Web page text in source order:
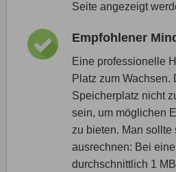
Seite angezeigt
Empfohlener
Eine professionelle
Platz zum Wachsen.
Speicherplatz nicht
sein, um möglichen
zu bieten. Man sollte
ausrechnen: Bei
durchschnittlich 1